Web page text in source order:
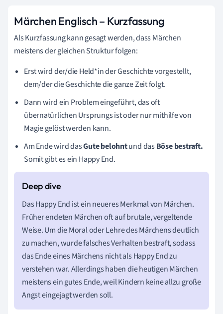
Märchen Englisch – Kurzfassung
Als Kurzfassung kann gesagt werden, dass Märchen
meistens der gleichen Struktur folgen:
Erst wird der/die Held*in der Geschichte vorgestellt,
dem/der die Geschichte die ganze Zeit folgt.
Dann wird ein Problem eingeführt, das oft
übernatürlichen Ursprungs ist oder nur mithilfe von
Magie gelöst werden kann.
Am Ende wird dasGute belohntund dasBöse bestraft.
Somit gibt es ein Happy End.
Das Happy End ist ein neueres Merkmal von Märchen.
Früher endeten Märchen oft auf brutale, vergeltende
Weise. Um die Moral oder Lehre des Märchens deutlich
zu machen, wurde falsches Verhalten bestraft, sodass
das Ende eines Märchens nicht als Happy End zu
verstehen war. Allerdings haben die heutigen Märchen
meistens ein gutes Ende, weil Kindern keine allzu große
Angst eingejagt werden soll.